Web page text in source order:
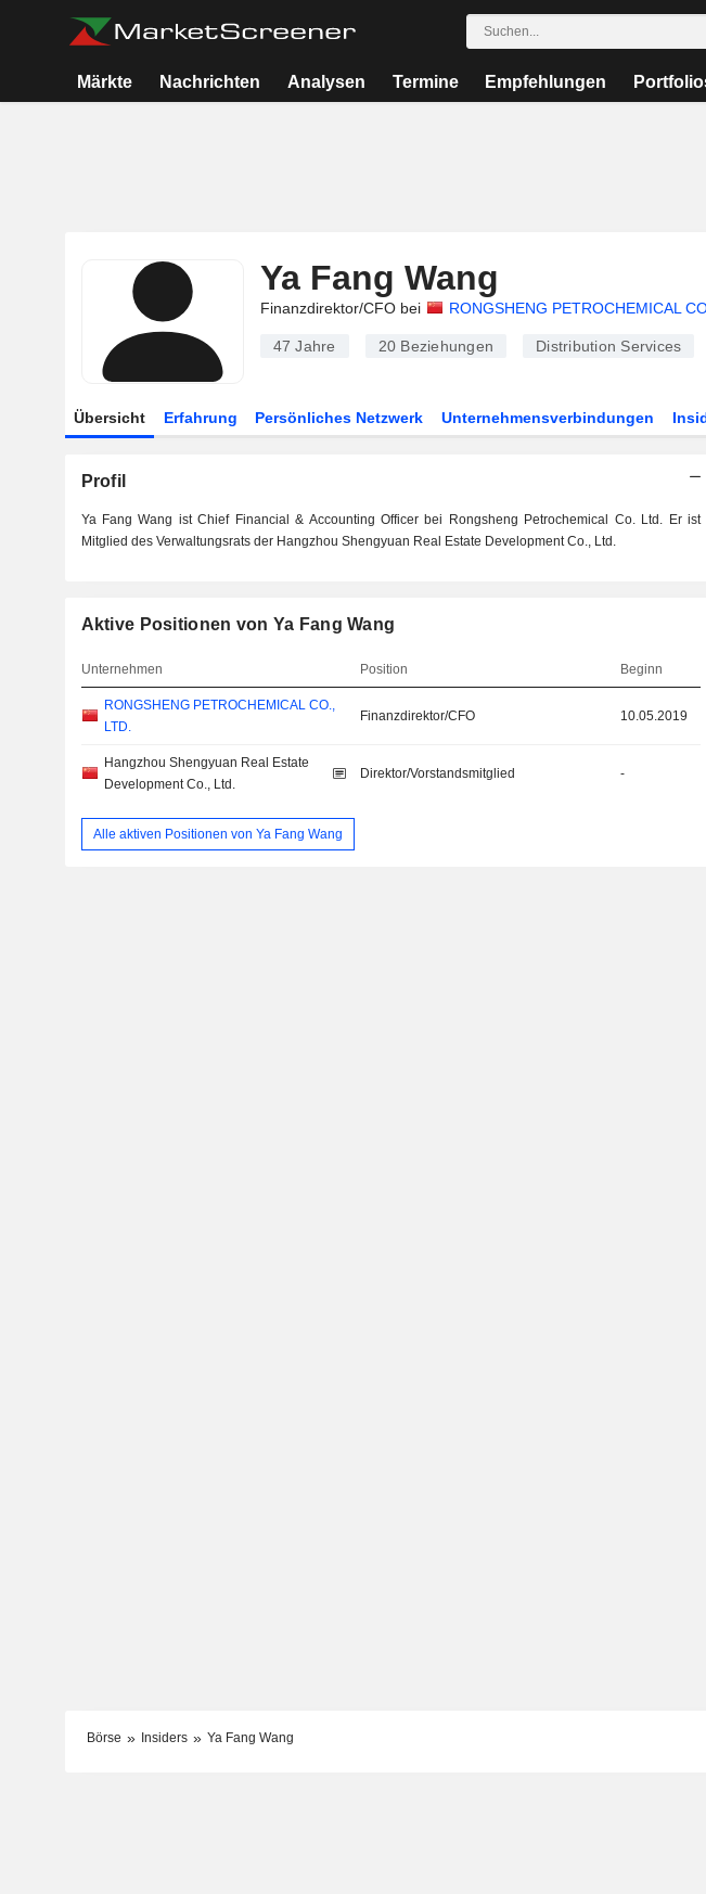
Märkte Nachrichten Analysen Termine Empfehlungen
Ya Fang Wang
Finanzdirektor/CFO bei RONGSHENG PETROCHEMICAL
47 Jahre 20 Beziehungen Distribution Services
Übersicht Erfahrung Persönliches Netzwerk Unternehmensverbindungen
Profil
Ya Fang Wang ist Chief Financial & Accounting Officer bei Rongsheng Petrochemical Co. Ltd. Er ist
Mitglied des Verwaltungsrats der Hangzhou Shengyuan Real Estate Development Co., Ltd.
Aktive Positionen von Ya Fang Wang
Unternehmen Position Beginn
RONGSHENG PETROCHEMICAL CO.,
LTD.
Finanzdirektor/CFO 10.05.2019
Hangzhou Shengyuan Real Estate
Development Co., Ltd.
Direktor/Vorstandsmitglied -
Alle aktiven Positionen von Ya Fang Wang
Börse Insiders Ya Fang Wang